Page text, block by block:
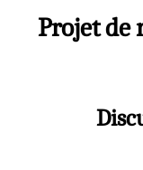
Projet de